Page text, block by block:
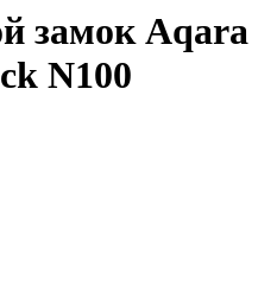
замок Aqara
N100